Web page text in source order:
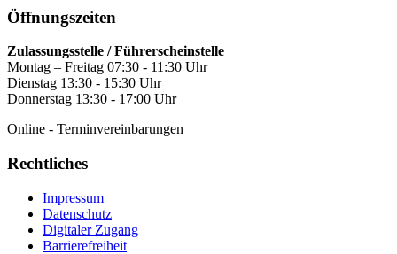
Öffnungszeiten
Zulassungsstelle / Führerscheinstelle
Montag – Freitag 07:30 - 11:30 Uhr
Dienstag 13:30 - 15:30 Uhr
Donnerstag 13:30 - 17:00 Uhr
Online - Terminvereinbarungen
Rechtliches
Impressum
Datenschutz
Digitaler Zugang
Barrierefreiheit